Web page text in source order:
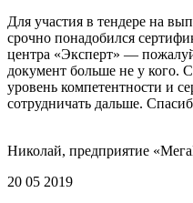
Для участия в тендере на
срочно понадобился
центра «Эксперт» —
документ больше не у кого.
уровень компетентности и
сотрудничать дальше.
Николай, предприятие
20 05 2019